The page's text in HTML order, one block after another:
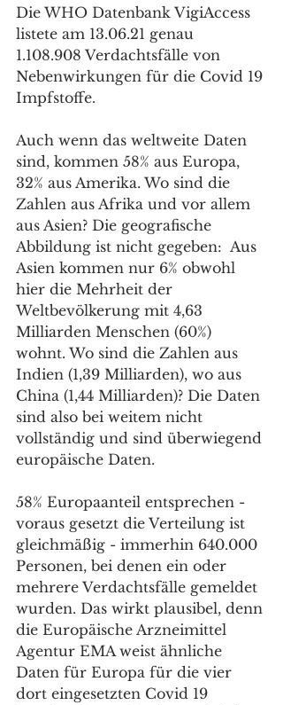
Die WHO Datenbank VigiAccess
listete am 13.06.21 genau
1.108.908 Verdachtsfälle von
Nebenwirkungen für die Covid 19
Impfstoffe.
Auch wenn das weltweite Daten
sind, kommen 58% aus Europa,
32% aus Amerika. Wo sind die
Zahlen aus Afrika und vor allem
aus Asien? Die geografische
Abbildung ist nicht gegeben:  Aus
Asien kommen nur 6% obwohl
hier die Mehrheit der
Weltbevölkerung mit 4,63
Milliarden Menschen (60%)
wohnt. Wo sind die Zahlen aus
Indien (1,39 Milliarden), wo aus
China (1,44 Milliarden)? Die Daten
sind also bei weitem nicht
vollständig und sind überwiegend
europäische Daten.
58% Europaanteil entsprechen -
voraus gesetzt die Verteilung ist
gleichmäßig - immerhin 640.000
Personen, bei denen ein oder
mehrere Verdachtsfälle gemeldet
wurden. Das wirkt plausibel, denn
die Europäische Arzneimittel
Agentur EMA weist ähnliche
Daten für Europa für die vier
dort eingesetzten Covid 19